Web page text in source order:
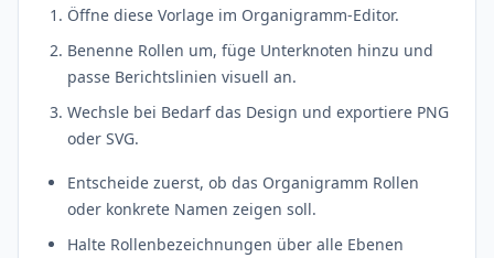
Öffne diese Vorlage im Organigramm-Editor.
Benenne Rollen um, füge Unterknoten hinzu und
passe Berichtslinien visuell an.
Wechsle bei Bedarf das Design und exportiere PNG
oder SVG.
Entscheide zuerst, ob das Organigramm Rollen
oder konkrete Namen zeigen soll.
Halte Rollenbezeichnungen über alle Ebenen